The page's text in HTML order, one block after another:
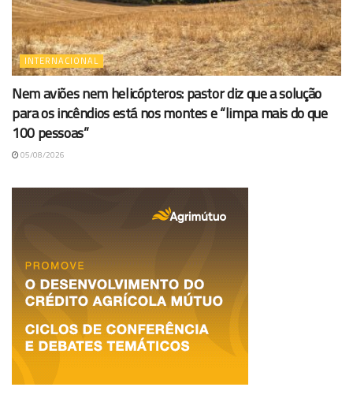
INTERNACIONAL
Nem aviões nem helicópteros: pastor diz que a solução
para os incêndios está nos montes e “limpa mais do que
100 pessoas”
05/08/2026